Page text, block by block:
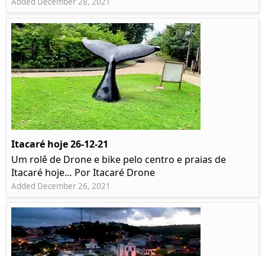
Itacaré hoje 26-12-21
Um rolê de Drone e bike pelo centro e praias de
Itacaré hoje… Por Itacaré Drone
Added December 26, 2021